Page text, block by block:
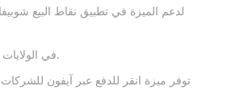
ويتم تمكين الميزة أيضًا في متاجر Apple Store في الولايات المتحدة في وقت لاحق من هذا العام.